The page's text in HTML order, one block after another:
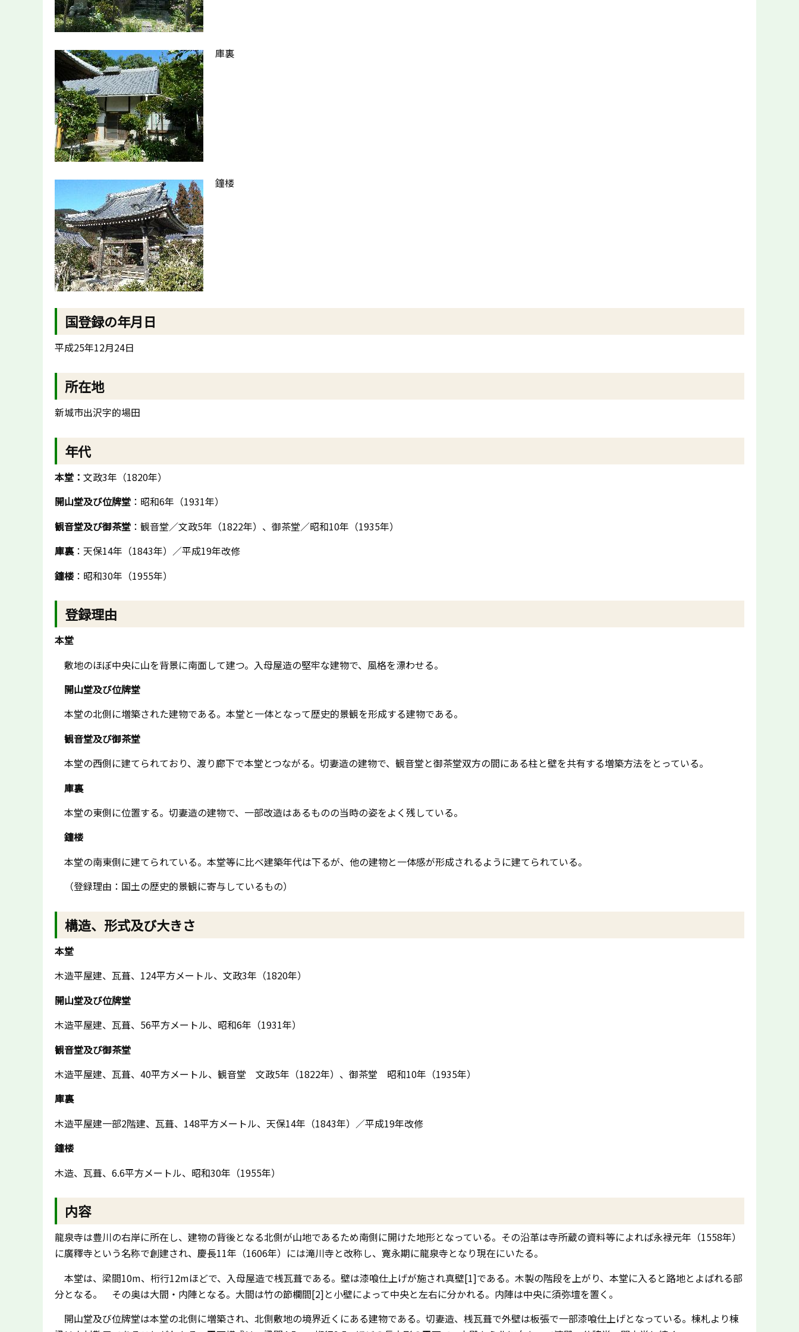
庫裏
鐘楼
国登録の年月日
平成25年12月24日
所在地
新城市出沢字的場田
年代
本堂： 文政3年（1820年）
開山堂及び位牌堂 ：昭和6年（1931年）
観音堂及び御茶堂 ：観音堂／文政5年（1822年）、御茶堂／昭和10年（1935年）
庫裏：天保14年（1843年）／平成19年改修
鐘楼 ：昭和30年（1955年）
登録理由
本堂
敷地のほぼ中央に山を背景に南面して建つ。入母屋造の堅牢な建物で、風格を漂わせる。
開山堂及び位牌堂
本堂の北側に増築された建物である。本堂と一体となって歴史的景観を形成する建物である。
観音堂及び御茶堂
本堂の西側に建てられており、渡り廊下で本堂とつながる。切妻造の建物で、観音堂と御茶堂双方の間にある柱と壁を共有する増築方法をとっている。
庫裏
本堂の東側に位置する。切妻造の建物で、一部改造はあるものの当時の姿をよく残している。
鐘楼
本堂の南東側に建てられている。本堂等に比べ建築年代は下るが、他の建物と一体感が形成されるように建てられている。
（登録理由：国土の歴史的景観に寄与しているもの）
構造、形式及び大きさ
本堂
木造平屋建、瓦葺、124平方メートル、文政3年（1820年）
開山堂及び位牌堂
木造平屋建、瓦葺、56平方メートル、昭和6年（1931年）
観音堂及び御茶堂
木造平屋建、瓦葺、40平方メートル、観音堂 文政5年（1822年）、御茶堂 昭和10年（1935年）
庫裏
木造平屋建一部2階建、瓦葺、148平方メートル、天保14年（1843年）／平成19年改修
鐘楼
木造、瓦葺、6.6平方メートル、昭和30年（1955年）
内容
龍泉寺は豊川の右岸に所在し、建物の背後となる北側が山地であるため南側に開けた地形となっている。その沿革は寺所蔵の資料等によれば永禄元年（1558年）
に廣釋寺という名称で創建され、慶長11年（1606年）には滝川寺と改称し、寛永期に龍泉寺となり現在にいたる。
本堂は、梁間10m、桁行12mほどで、入母屋造で桟瓦葺である。壁は漆喰仕上げが施され真壁[1]である。木製の階段を上がり、本堂に入ると路地とよばれる部
分となる。 その奥は大間・内陣となる。大間は竹の節欄間[2]と小壁によって中央と左右に分かれる。内陣は中央に須弥壇を置く。
開山堂及び位牌堂は本堂の北側に増築され、北側敷地の境界近くにある建物である。切妻造、桟瓦葺で外壁は板張で一部漆喰仕上げとなっている。棟札より棟